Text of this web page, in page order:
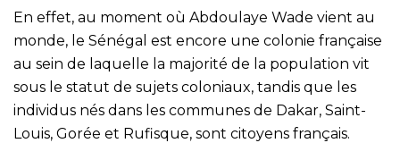
En effet, au moment où Abdoulaye Wade vient au
monde, le Sénégal est encore une colonie française
au sein de laquelle la majorité de la population vit
sous le statut de sujets coloniaux, tandis que les
individus nés dans les communes de Dakar, Saint-
Louis, Gorée et Rufisque, sont citoyens français.